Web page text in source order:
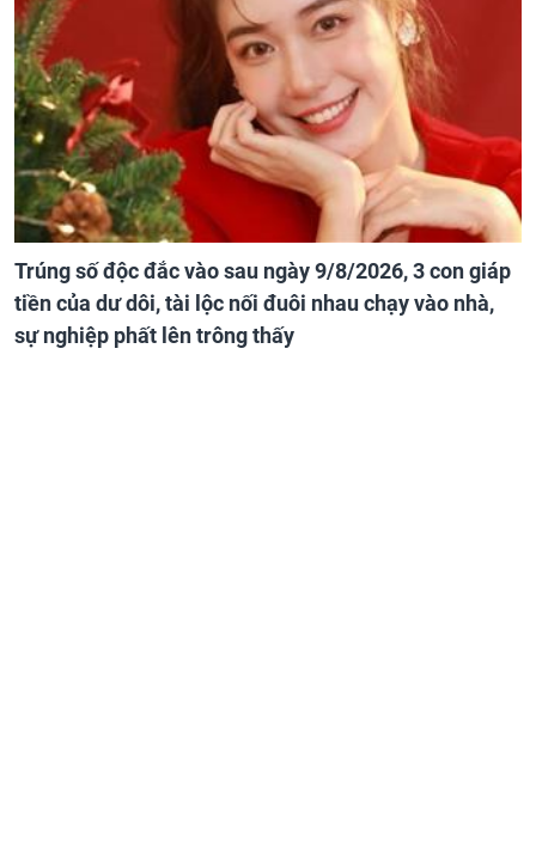
Trúng số độc đắc vào sau ngày 9/8/2026, 3 con giáp
tiền của dư dôi, tài lộc nối đuôi nhau chạy vào nhà,
sự nghiệp phất lên trông thấy